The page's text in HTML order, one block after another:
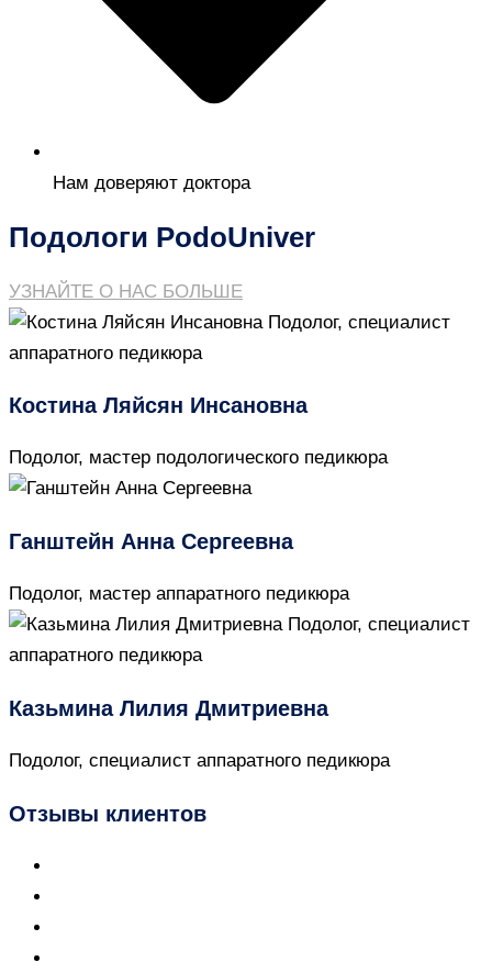
Нам доверяют доктора
Подологи PodoUniver
УЗНАЙТЕ О НАС БОЛЬШЕ
Костина Ляйсян Инсановна
Подолог, мастер подологического педикюра
Ганштейн Анна Сергеевна
Подолог, мастер аппаратного педикюра
Казьмина Лилия Дмитриевна
Подолог, специалист аппаратного педикюра
Отзывы клиентов